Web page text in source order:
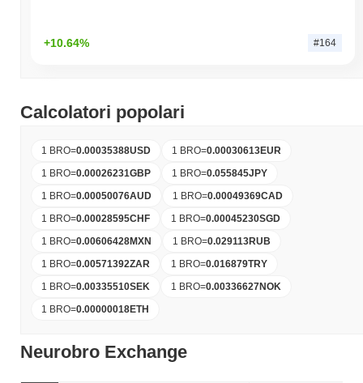
+10.64% #164
Calcolatori popolari
1 BRO=0.00035388USD 1 BRO=0.00030613EUR
1 BRO=0.00026231GBP 1 BRO=0.055845JPY
1 BRO=0.00050076AUD 1 BRO=0.00049369CAD
1 BRO=0.00028595CHF 1 BRO=0.00045230SGD
1 BRO=0.00606428MXN 1 BRO=0.029113RUB
1 BRO=0.00571392ZAR 1 BRO=0.016879TRY
1 BRO=0.00335510SEK 1 BRO=0.00336627NOK
1 BRO=0.00000018ETH
Neurobro Exchange